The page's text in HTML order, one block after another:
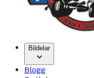
Bildelar
Blogg